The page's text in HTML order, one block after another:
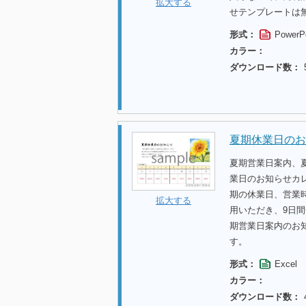
拡大する
せテンプレートは
形式：
カラー：
ダウンロード数：
拡大する
夏期休業日の
夏期営業日案内、
業日のお知らせカ
期の休業日、営業
用いただき、9日
期営業日案内のお
す。
形式：
Excel
カラー：
ダウンロード数：